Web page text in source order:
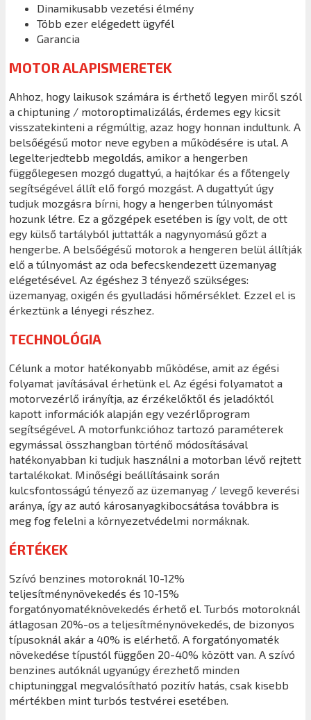
Dinamikusabb vezetési élmény
Több ezer elégedett ügyfél
Garancia
MOTOR ALAPISMERETEK
Ahhoz, hogy laikusok számára is érthető legyen miről szól
a chiptuning / motoroptimalizálás, érdemes egy kicsit
visszatekinteni a régmúltig, azaz hogy honnan indultunk. A
belsőégésű motor neve egyben a működésére is utal. A
legelterjedtebb megoldás, amikor a hengerben
függőlegesen mozgó dugattyú, a hajtókar és a főtengely
segítségével állít elő forgó mozgást. A dugattyút úgy
tudjuk mozgásra bírni, hogy a hengerben túlnyomást
hozunk létre. Ez a gőzgépek esetében is így volt, de ott
egy külső tartályból juttatták a nagynyomású gőzt a
hengerbe. A belsőégésű motorok a hengeren belül állítják
elő a túlnyomást az oda befecskendezett üzemanyag
elégetésével. Az égéshez 3 tényező szükséges:
üzemanyag, oxigén és gyulladási hőmérséklet. Ezzel el is
érkeztünk a lényegi részhez.
TECHNOLÓGIA
Célunk a motor hatékonyabb működése, amit az égési
folyamat javításával érhetünk el. Az égési folyamatot a
motorvezérlő irányítja, az érzékelőktől és jeladóktól
kapott információk alapján egy vezérlőprogram
segítségével. A motorfunkcióhoz tartozó paraméterek
egymással összhangban történő módosításával
hatékonyabban ki tudjuk használni a motorban lévő rejtett
tartalékokat. Minőségi beállításaink során
kulcsfontosságú tényező az üzemanyag / levegő keverési
aránya, így az autó károsanyagkibocsátása továbbra is
meg fog felelni a környezetvédelmi normáknak.
ÉRTÉKEK
Szívó benzines motoroknál 10-12%
teljesítménynövekedés és 10-15%
forgatónyomatéknövekedés érhető el. Turbós motoroknál
átlagosan 20%-os a teljesítménynövekedés, de bizonyos
típusoknál akár a 40% is elérhető. A forgatónyomaték
növekedése típustól függően 20-40% között van. A szívó
benzines autóknál ugyanúgy érezhető minden
chiptuninggal megvalósítható pozitív hatás, csak kisebb
mértékben mint turbós testvérei esetében.